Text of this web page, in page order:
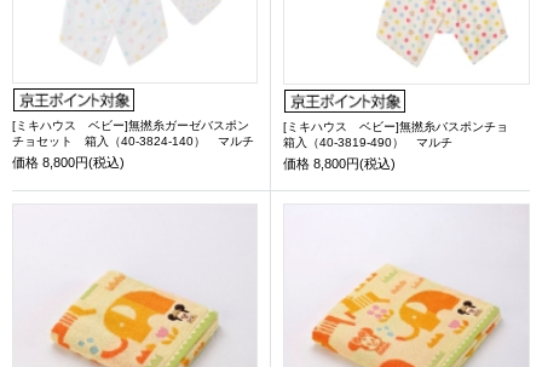
[ミキハウス ベビー]無撚糸ガーゼバスポン
チョセット 箱入（40-3824-140） マルチ
価格 8,800円(税込)
[ミキハウス ベビー]無撚糸バスポンチョ
箱入（40-3819-490） マルチ
価格 8,800円(税込)